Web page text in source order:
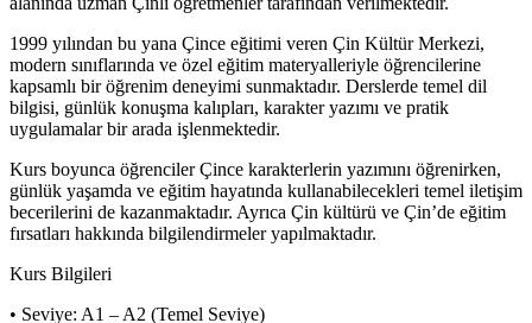
1999 yılından bu yana Çince eğitimi veren Çin Kültür Merkezi,
modern sınıflarında ve özel eğitim materyalleriyle öğrencilerine
kapsamlı bir öğrenim deneyimi sunmaktadır. Derslerde temel dil
bilgisi, günlük konuşma kalıpları, karakter yazımı ve pratik
uygulamalar bir arada işlenmektedir.
Kurs boyunca öğrenciler Çince karakterlerin yazımını öğrenirken,
günlük yaşamda ve eğitim hayatında kullanabilecekleri temel iletişim
becerilerini de kazanmaktadır. Ayrıca Çin kültürü ve Çin’de eğitim
fırsatları hakkında bilgilendirmeler yapılmaktadır.
Kurs Bilgileri
• Seviye: A1 – A2 (Temel Seviye)